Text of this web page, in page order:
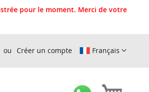
pour le moment. Merci de votre
Français
Créer un compte